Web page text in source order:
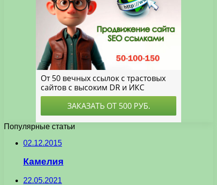
Популярные статьи
02.12.2015
Камелия
22.05.2021